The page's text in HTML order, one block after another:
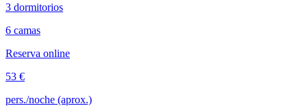
3 dormitorios
6 camas
Reserva online
53 €
pers./noche (aprox.)